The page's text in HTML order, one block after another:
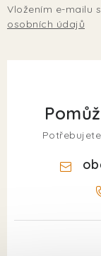
Vložením e-mailu
osobních údajů